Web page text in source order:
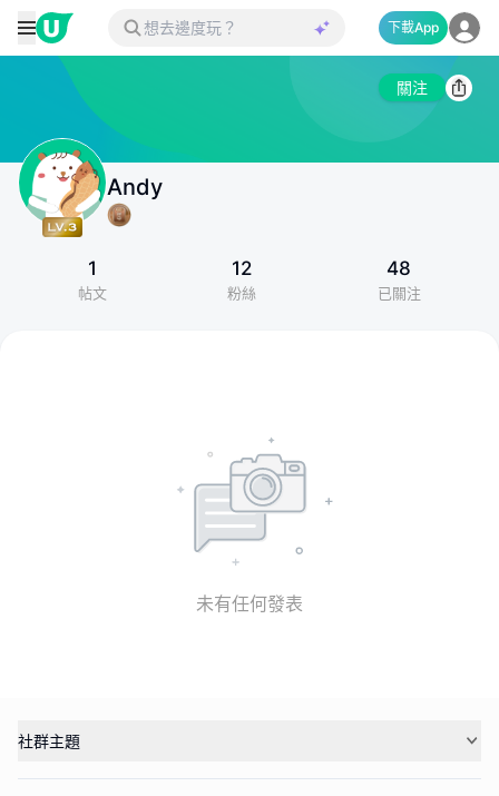
下載App
關注
Andy
1
帖文
12
粉絲
48
已關注
未有任何發表
社群主題